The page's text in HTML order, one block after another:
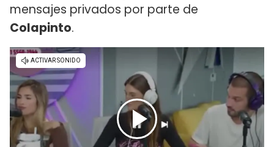
mensajes privados por parte de
Colapinto.